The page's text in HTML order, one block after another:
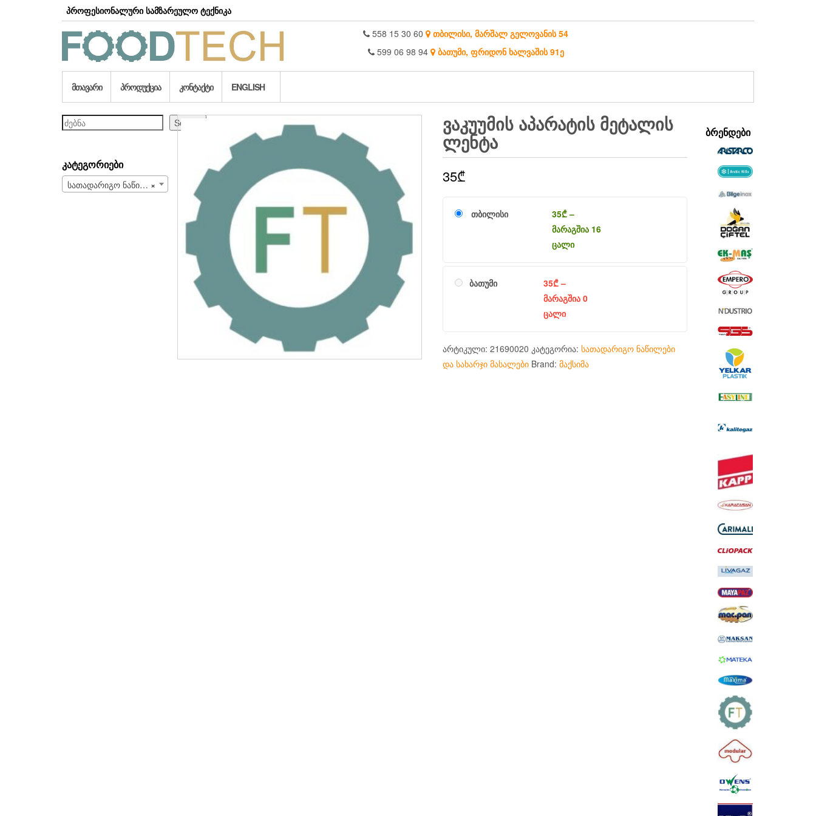
პროფესიონალური სამზარეულო ტექნიკა
558 15 30 60
თბილისი, მარშალ გელოვანის 54
599 06 98 94
ბათუმი, ფრიდონ ხალვაშის 91ე
ᲛᲗᲐᲕᲐᲠᲘ ᲞᲠᲝᲓᲣᲥᲪᲘᲐ ᲙᲝᲜᲢᲐᲥᲢᲘ ENGLISH
ძებნა Search
ᲙᲐᲢᲔᲒᲝᲠᲘᲔᲑᲘ
×
სათადარიგო ნაწილები და სახარჯი მასალები (708)
ᲕᲐᲙᲣᲣᲛᲘᲡ ᲐᲞᲐᲠᲐᲢᲘᲡ ᲛᲔᲢᲐᲚᲘᲡ
ᲚᲔᲜᲢᲐ
35₾
თბილისი 35₾–
მარაგშია 16
ცალი
ბათუმი 35₾–
მარაგშია 0
ცალი
არტიკული: 21690020 კატეგორია: სათადარიგო ნაწილები
და სახარჯი მასალები Brand: მაქსიმა
ᲑᲠᲔᲜᲓᲔᲑᲘ